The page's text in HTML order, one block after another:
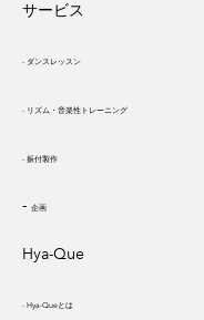
サービス
- ダンスレッスン
- リズム・ 音楽性トレーニング
- 振付製作
- 企画
Hya-Que
- Hya-Queとは